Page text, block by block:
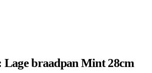
braadpan Mint 28cm